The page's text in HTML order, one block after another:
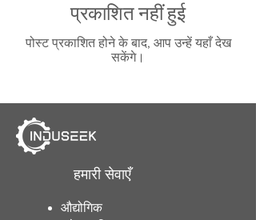
प्रकाशित नहीं हुई
पोस्ट प्रकाशित होने के बाद, आप उन्हें यहाँ देख
सकेंगे।
हमारी सेवाएँ
औद्योगिक